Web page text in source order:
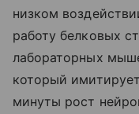
низком
работу белковых
лабораторных
который
минуты рост